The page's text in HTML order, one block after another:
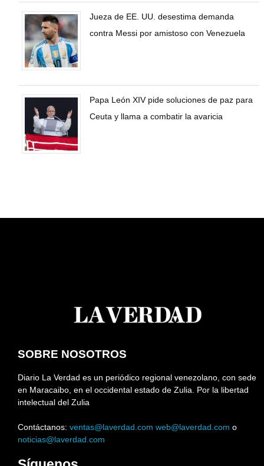
Jueza de EE. UU. desestima demanda
contra Messi por amistoso con Venezuela
Papa León XIV pide soluciones de paz para
Ceuta y llama a combatir la avaricia
SOBRE NOSOTROS
Diario La Verdad es un periódico regional venezolano, con sede
en Maracaibo, en el occidental estado de Zulia. Por la libertad
intelectual del Zulia
Contáctanos: ventas@laverdad.com web@laverdad.com o
noticias@laverdad.com